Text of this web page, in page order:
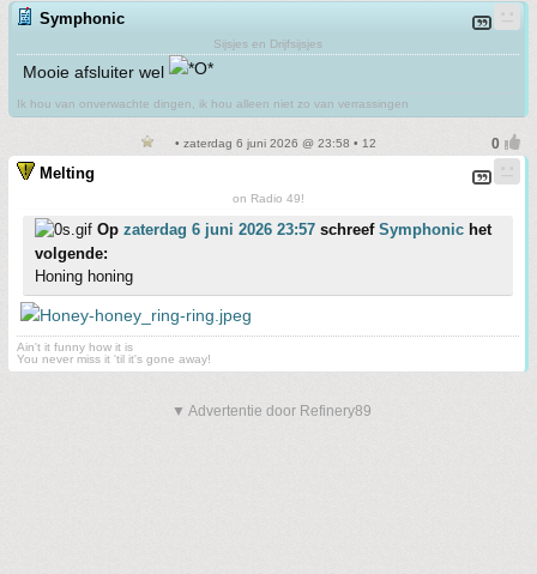
Symphonic
Sijsjes en Drijfsijsjes
Mooie afsluiter wel
Ik hou van onverwachte dingen, ik hou alleen niet zo van verrassingen
• zaterdag 6 juni 2026 @ 23:58 • 12
Melting
on Radio 49!
Op zaterdag 6 juni 2026 23:57 schreef Symphonic het
volgende:
Honing honing
Ain't it funny how it is
You never miss it 'til it's gone away!
▼ Advertentie door Refinery89